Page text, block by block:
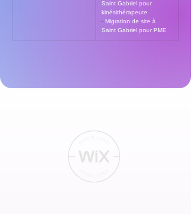
Saint Gabriel pour
kinésithérapeute
- Migration de site à
Saint Gabriel pour PME